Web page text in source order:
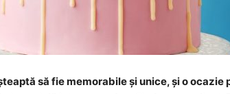
să fie memorabile și unice, și o